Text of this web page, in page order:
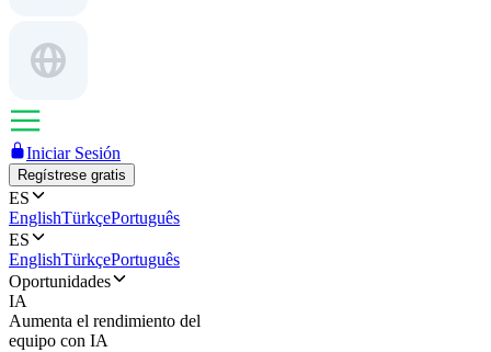
Iniciar Sesión
Regístrese gratis
ES
EnglishTürkçePortuguês
ES
EnglishTürkçePortuguês
Oportunidades
IA
Aumenta el rendimiento del
equipo con IA